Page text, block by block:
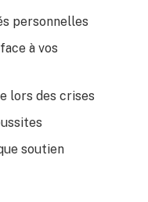
personnelles
à vos
lors des crises
soutien